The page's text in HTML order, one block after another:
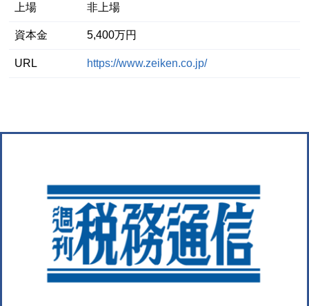
上場 非上場
資本金 5,400万円
URL https://www.zeiken.co.jp/